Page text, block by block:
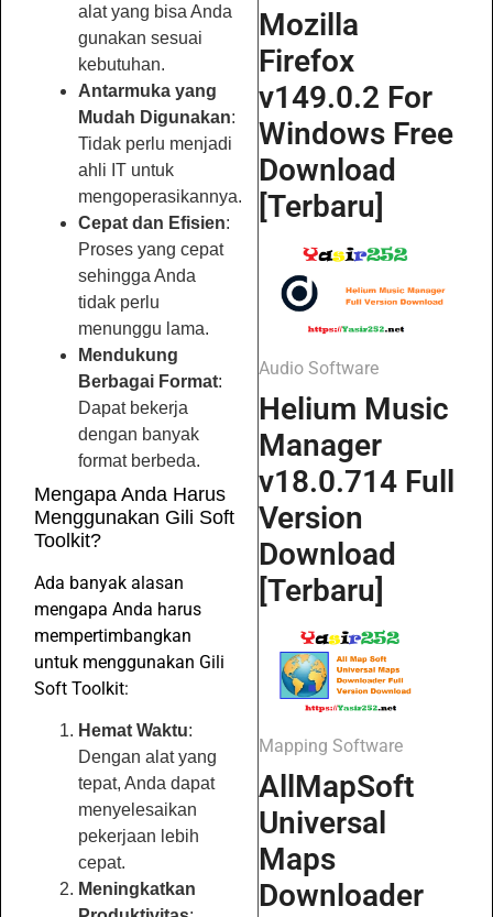
alat yang bisa Anda
gunakan sesuai
kebutuhan.
Antarmuka yang
Mudah Digunakan:
Tidak perlu menjadi
ahli IT untuk
mengoperasikannya.
Cepat dan Efisien:
Proses yang cepat
sehingga Anda
tidak perlu
menunggu lama.
Mendukung
Berbagai Format:
Dapat bekerja
dengan banyak
format berbeda.
Mengapa Anda Harus
Menggunakan Gili Soft
Toolkit?
Ada banyak alasan
mengapa Anda harus
mempertimbangkan
untuk menggunakan Gili
Soft Toolkit:
Hemat Waktu:
Dengan alat yang
tepat, Anda dapat
menyelesaikan
pekerjaan lebih
cepat.
Meningkatkan
Mozilla
Firefox
v149.0.2 For
Windows Free
Download
[Terbaru]
Audio Software
Helium Music
Manager
v18.0.714 Full
Version
Download
[Terbaru]
Mapping Software
AllMapSoft
Universal
Maps
Downloader